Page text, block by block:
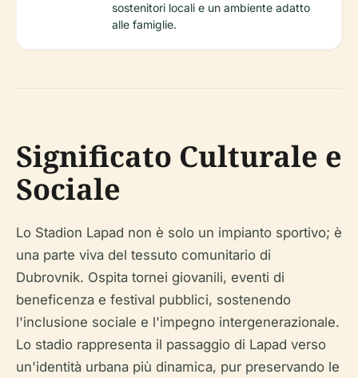
sostenitori locali e un ambiente adatto
alle famiglie.
Significato Culturale e
Sociale
Lo Stadion Lapad non è solo un impianto sportivo; è
una parte viva del tessuto comunitario di
Dubrovnik. Ospita tornei giovanili, eventi di
beneficenza e festival pubblici, sostenendo
l'inclusione sociale e l'impegno intergenerazionale.
Lo stadio rappresenta il passaggio di Lapad verso
un'identità urbana più dinamica, pur preservando le